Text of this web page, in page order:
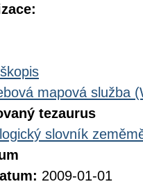
mapová služba
tezaurus
slovník
2009-01-01